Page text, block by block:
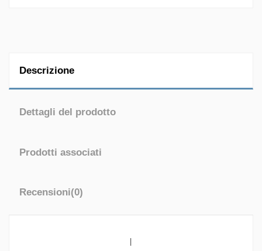
Descrizione
Dettagli del prodotto
Prodotti associati
Recensioni(0)